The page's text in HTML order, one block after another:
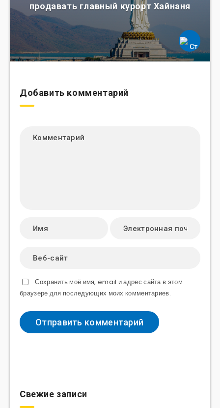
продавать главный курорт Хайнаня
Добавить комментарий
Сохранить моё имя, email и адрес сайта в этом
браузере для последующих моих комментариев.
Свежие записи